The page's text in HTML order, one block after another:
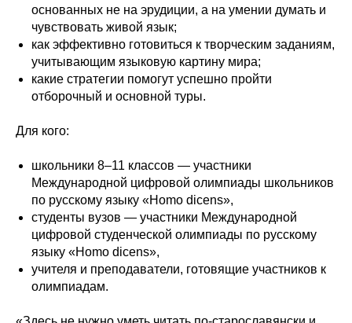
основанных не на эрудиции, а на умении думать и
чувствовать живой язык;
как эффективно готовиться к творческим заданиям,
учитывающим языковую картину мира;
какие стратегии помогут успешно пройти
отборочный и основной туры.
Для кого:
школьники 8–11 классов — участники
Международной цифровой олимпиады школьников
по русскому языку «Homo dicens»,
студенты вузов — участники Международной
цифровой студенческой олимпиады по русскому
языку «Homo dicens»,
учителя и преподаватели, готовящие участников к
олимпиадам.